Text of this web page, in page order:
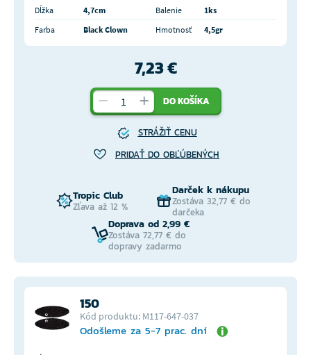
Dĺžka 4,7cm Balenie
1ks
Farba
Black Clown Hmotnosť 4,5gr
7,23 €
DO KOŠÍKA
STRÁŽIŤ CENU
PRIDAŤ DO OBĽÚBENÝCH
Tropic Club
Zľava až 12 %
Darček k nákupu
Zostáva 32,77 € do
darčeka
Doprava od 2,99 €
Zostáva 72,77 € do
dopravy zadarmo
150
Kód produktu: M117-647-037
Odošleme za 5-7 prac. dní